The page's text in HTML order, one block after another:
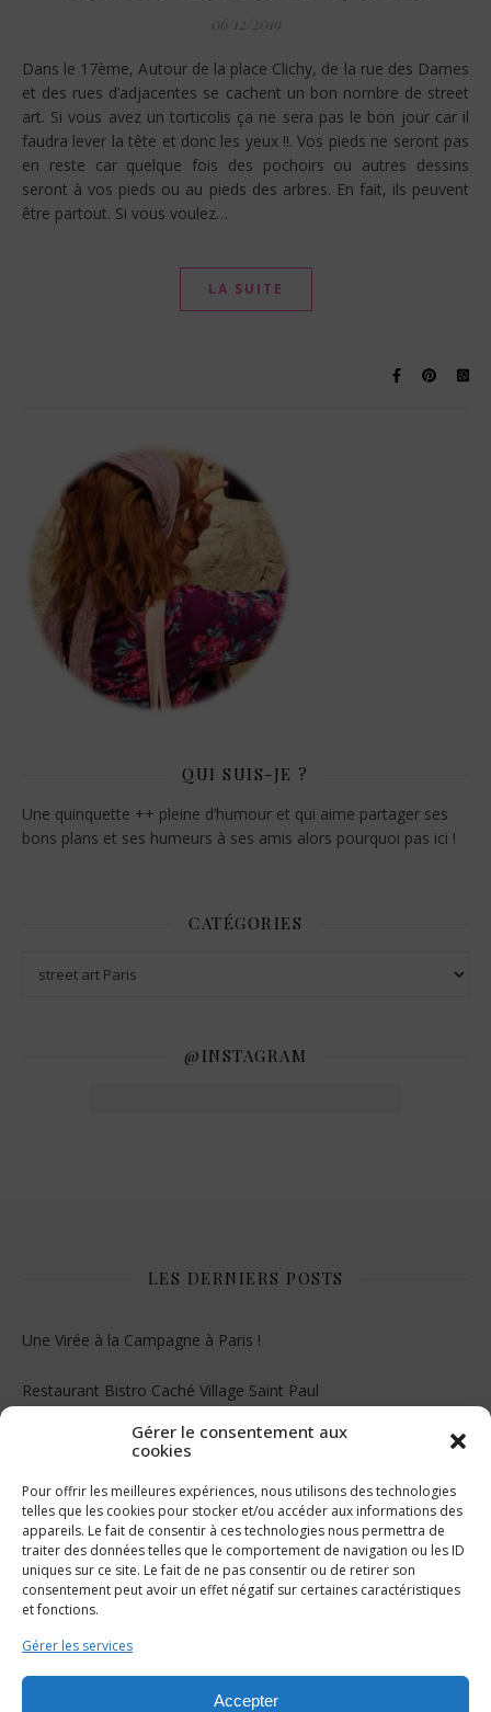
Gérer le consentement aux
cookies
Pour offrir les meilleures expériences, nous utilisons des technologies
telles que les cookies pour stocker et/ou accéder aux informations des
appareils. Le fait de consentir à ces technologies nous permettra de
traiter des données telles que le comportement de navigation ou les ID
uniques sur ce site. Le fait de ne pas consentir ou de retirer son
consentement peut avoir un effet négatif sur certaines caractéristiques
et fonctions.
Gérer les services
Accepter
06/12/2019
Dans le 17ème, Autour de la place Clichy, de la rue des Dames
et des rues d’adjacentes se cachent un bon nombre de street
art. Si vous avez un torticolis ça ne sera pas le bon jour car il
faudra lever la tête et donc les yeux !!. Vos pieds ne seront pas
en reste car quelque fois des pochoirs ou autres dessins
seront à vos pieds ou au pieds des arbres. En fait, ils peuvent
être partout. Si vous voulez…
LA SUITE
QUI SUIS-JE ?
Une quinquette ++ pleine d’humour et qui aime partager ses
bons plans et ses humeurs à ses amis alors pourquoi pas ici !
CATÉGORIES
@INSTAGRAM
LES DERNIERS POSTS
Une Virée à la Campagne à Paris !
Restaurant Bistro Caché Village Saint Paul
Le musée Juif de Floride